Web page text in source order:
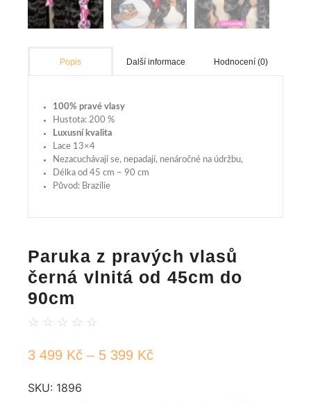
Popis Další informace Hodnocení (0)
100% pravé vlasy
Hustota: 200 %
Luxusní kvalita
Lace 13×4
Nezacuchávají se, nepadají, nenáročné na údržbu,
Délka od 45 cm – 90 cm
Původ: Brazílie
Paruka z pravých vlasů
černá vlnitá od 45cm do
90cm
☆ ☆ ☆ ☆ ☆
3 499 Kč – 5 399 Kč
SKU: 1896